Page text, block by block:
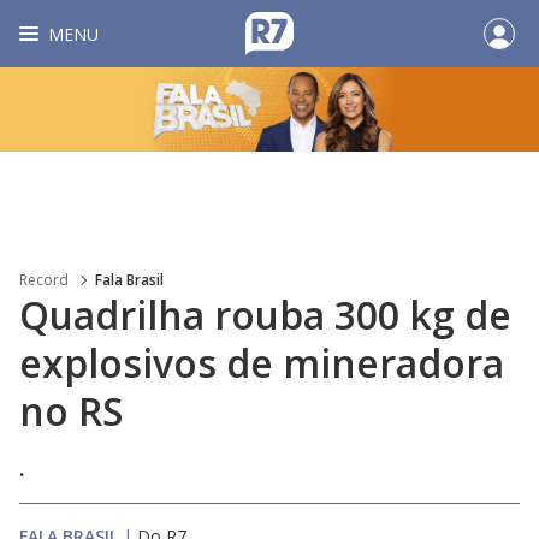
MENU
Record Fala Brasil
Quadrilha rouba 300 kg de
explosivos de mineradora
no RS
.